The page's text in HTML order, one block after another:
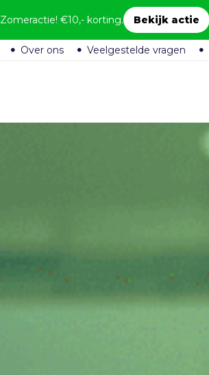
Over ons Veelgestelde vragen
Zomeractie! €10,- korting. Bekijk actie